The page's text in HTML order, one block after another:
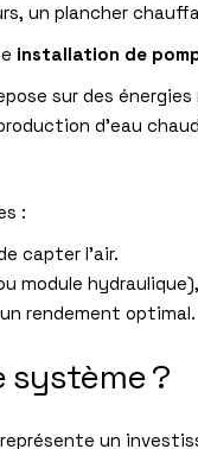
un plancher
installation de
sur des énergies
d’eau
:
capter l’air.
module
rendement optimal.
système ?
un